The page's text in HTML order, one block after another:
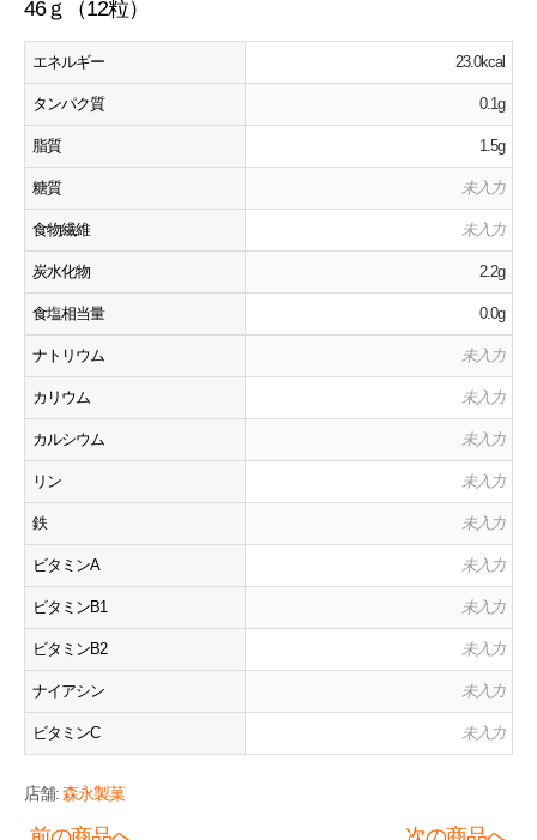
46ｇ（12粒）
エネルギー 23.0kcal
タンパク質 0.1g
脂質 1.5g
糖質 未入力
食物繊維 未入力
炭水化物 2.2g
食塩相当量 0.0g
ナトリウム 未入力
カリウム 未入力
カルシウム 未入力
リン 未入力
鉄 未入力
ビタミンA 未入力
ビタミンB1 未入力
ビタミンB2 未入力
ナイアシン 未入力
ビタミンC 未入力
店舗:森永製菓